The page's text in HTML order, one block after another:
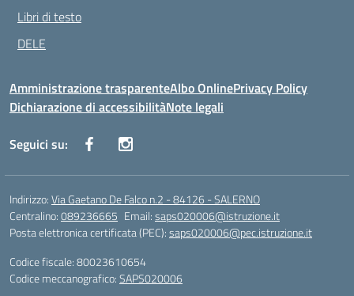
Libri di testo
DELE
Amministrazione trasparenteAlbo OnlinePrivacy Policy
Dichiarazione di accessibilitàNote legali
Seguici su:
Indirizzo:Via Gaetano De Falco n.2 - 84126 - SALERNO
Centralino:089236665 Email:saps020006@istruzione.it
Posta elettronica certificata (PEC):saps020006@pec.istruzione.it
Codice fiscale: 80023610654
Codice meccanografico:SAPS020006